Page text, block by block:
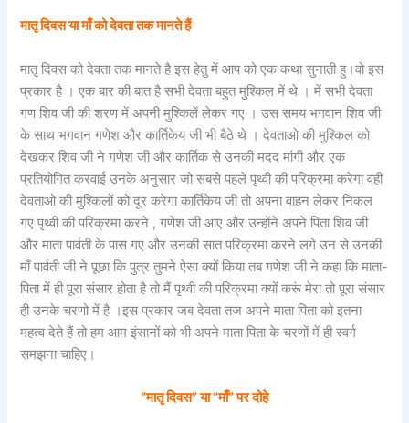
मातृ दिवस या माँ को देवता तक मानते हैं
मातृ दिवस को देवता तक मानते है इस हेतु में आप को एक कथा सुनाती हु।वो इस
प्रकार है । एक बार की बात है सभी देवता बहुत मुश्किल में थे । में सभी देवता
गण शिव जी की शरण में अपनी मुश्किलें लेकर गए । उस समय भगवान शिव जी
के साथ भगवान गणेश और कार्तिकेय जी भी बैठे थे । देवताओ की मुश्किल को
देखकर शिव जी ने गणेश जी और कार्तिक से उनकी मदद मांगी और एक
प्रतियोगित करवाई उनके अनुसार जो सबसे पहले पृथ्वी की परिक्रमा करेगा वही
देवताओ की मुश्किलों को दूर करेगा कार्तिकेय जी तो अपना वाहन लेकर निकल
गए पृथ्वी की परिक्रमा करने , गणेश जी आए और उन्होंने अपने पिता शिव जी
और माता पार्वती के पास गए और उनकी सात परिक्रमा करने लगे उन से उनकी
माँ पार्वती जी ने पूछा कि पुत्र तुमने ऐसा क्यों किया तब गणेश जी ने कहा कि माता-
पिता में ही पूरा संसार होता है तो मैं पृथ्वी की परिक्रमा क्यों करूं मेरा तो पूरा संसार
ही उनके चरणो में है ।इस प्रकार जब देवता तज अपने माता पिता को इतना
महत्व देते हैं तो हम आम इंसानों को भी अपने माता पिता के चरणों में ही स्वर्ग
समझना चाहिए।
“मातृ दिवस” या “माँ” पर दोहे